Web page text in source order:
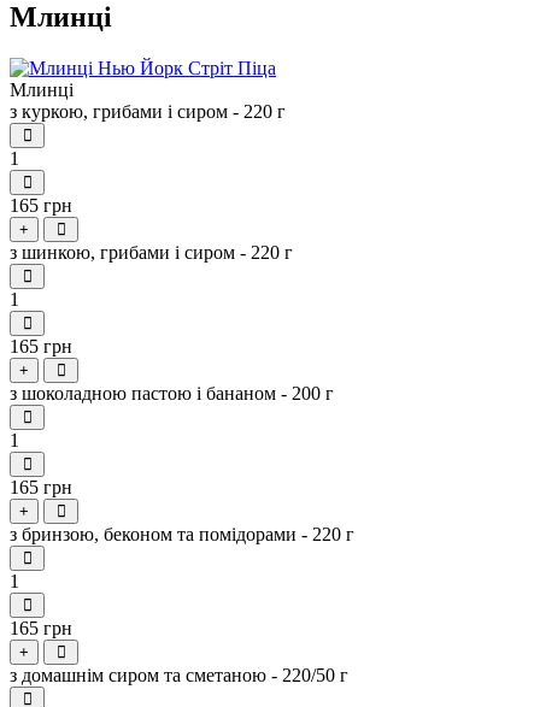
Млинці
Млинці
з куркою, грибами і сиром - 220 г
1
165 грн
+
з шинкою, грибами і сиром - 220 г
1
165 грн
+
з шоколадною пастою і бананом - 200 г
1
165 грн
+
з бринзою, беконом та помідорами - 220 г
1
165 грн
+
з домашнім сиром та сметаною - 220/50 г